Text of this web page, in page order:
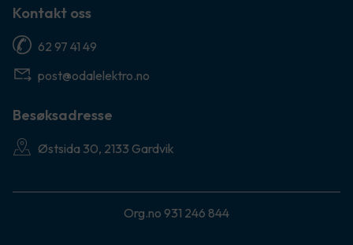
Kontakt oss
62 97 41 49
post@odalelektro.no
Besøksadresse
Østsida 30, 2133 Gardvik
Org.no 931 246 844